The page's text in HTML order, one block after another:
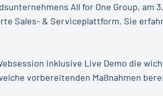
All for One Group, am
Sales- & Serviceplattform. Sie
inklusive Live Demo die
vorbereitenden Maßnahmen